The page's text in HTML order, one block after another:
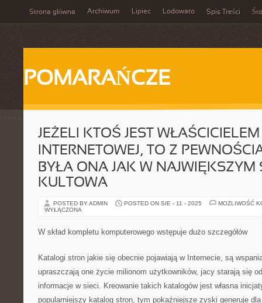
Strona główna Archiwum Lipiec Lodowato Spis Treści
POMARAŃCZE
JEŻELI KTOŚ JEST
INTERNETOWEJ, TO Z
BYŁA ONA JAK W NAJWIĘKSZYM
KULTOWA
POSTED BY ADMIN POSTED ON SIE - 11 - 2025
MOŻLIWOŚĆ
WYŁĄCZONA
W skład kompletu komputerowego wstępuje dużo szczegółów
Katalogi stron jakie się obecnie pojawiają w Internecie, są
upraszczają one życie milionom użytkowników, jacy starają się
informacje w sieci. Kreowanie takich katalogów jest własna
popularniejszy katalog stron, tym pokaźniejsze zyski generuje dla